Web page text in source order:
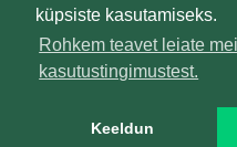
küpsiste kasutamiseks.
Rohkem teavet leiate
kasutustingimustest.
Keeldun